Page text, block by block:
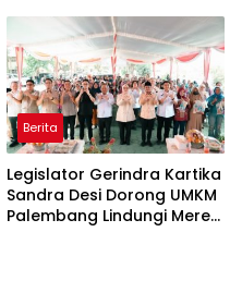
Sasaran
Berita
Legislator Gerindra Kartika
Sandra Desi Dorong UMKM
Palembang Lindungi Merek